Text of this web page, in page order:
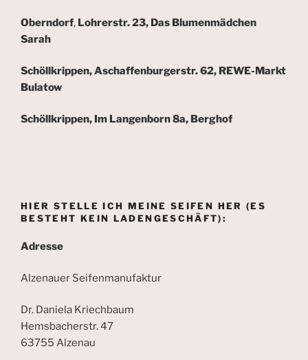
Oberndorf, Lohrerstr. 23, Das Blumenmädchen
Sarah
Schöllkrippen, Aschaffenburgerstr. 62, REWE-Markt
Bulatow
Schöllkrippen, Im Langenborn 8a, Berghof
HIER STELLE ICH MEINE SEIFEN HER (ES
BESTEHT KEIN LADENGESCHÄFT):
Adresse
Alzenauer Seifenmanufaktur
Dr. Daniela Kriechbaum
Hemsbacherstr. 47
63755 Alzenau